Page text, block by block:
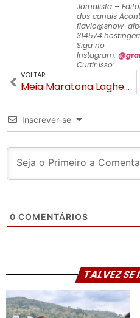
Jornalista –
dos canais
flavio@snow-
Siga no
Instagram:
Curtir isso:
VOLTAR
Meia Maratona Laghetto tem novidades e inscrições abertas
Inscrever-se
0 COMENTÁRIOS
TALVEZ SE